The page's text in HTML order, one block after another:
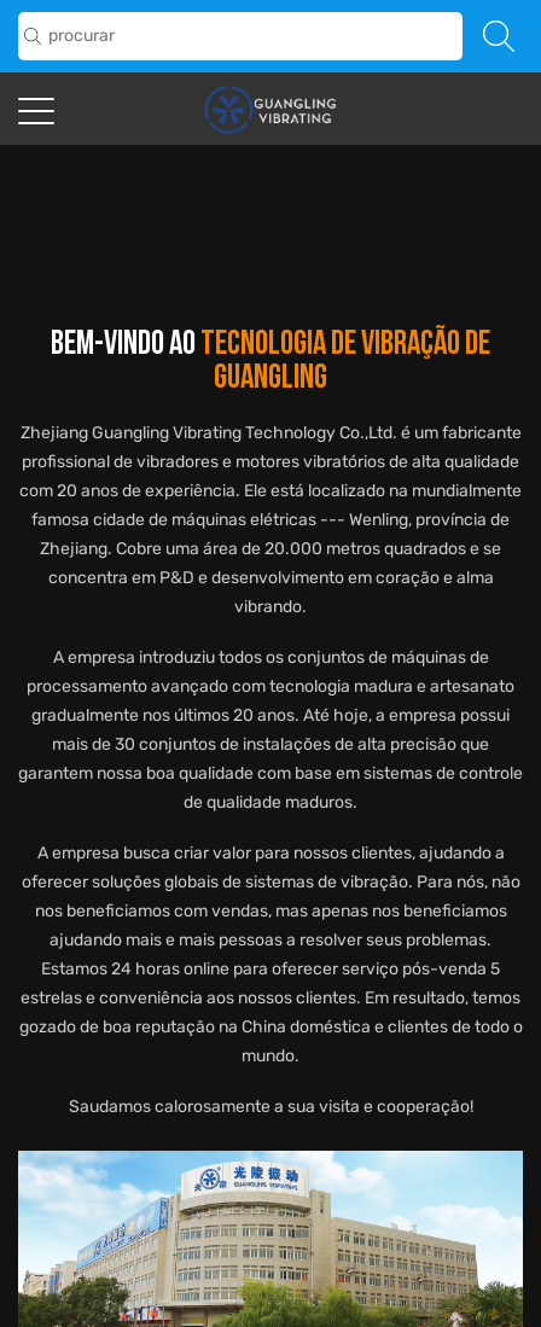
BEM-VINDO AOTECNOLOGIA DE VIBRAÇÃO DE
GUANGLING
Zhejiang Guangling Vibrating Technology Co.,Ltd. é um fabricante
profissional de vibradores e motores vibratórios de alta qualidade
com 20 anos de experiência. Ele está localizado na mundialmente
famosa cidade de máquinas elétricas --- Wenling, província de
Zhejiang. Cobre uma área de 20.000 metros quadrados e se
concentra em P&D e desenvolvimento em coração e alma
vibrando.
A empresa introduziu todos os conjuntos de máquinas de
processamento avançado com tecnologia madura e artesanato
gradualmente nos últimos 20 anos. Até hoje, a empresa possui
mais de 30 conjuntos de instalações de alta precisão que
garantem nossa boa qualidade com base em sistemas de controle
de qualidade maduros.
A empresa busca criar valor para nossos clientes, ajudando a
oferecer soluções globais de sistemas de vibração. Para nós, não
nos beneficiamos com vendas, mas apenas nos beneficiamos
ajudando mais e mais pessoas a resolver seus problemas.
Estamos 24 horas online para oferecer serviço pós-venda 5
estrelas e conveniência aos nossos clientes. Em resultado, temos
gozado de boa reputação na China doméstica e clientes de todo o
mundo.
Saudamos calorosamente a sua visita e cooperação!